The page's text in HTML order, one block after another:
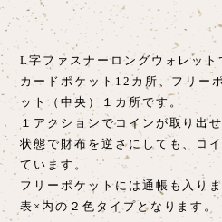
L字ファスナーロングウォレット
カードポケット12カ所、フリー
ット（中央）１カ所です。
１アクションでコインが取り出
状態で財布を逆さにしても、コ
ています。
フリーポケットには通帳も入りま
表×内の２色タイプとなります。